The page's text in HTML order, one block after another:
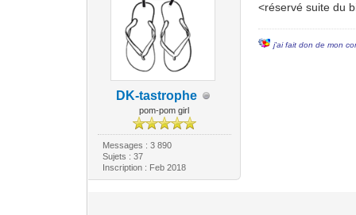
DK-tastrophe
pom-pom girl
Messages : 3 890
Sujets : 37
Inscription : Feb 2018
<réservé suite du
j'ai fait don de mon